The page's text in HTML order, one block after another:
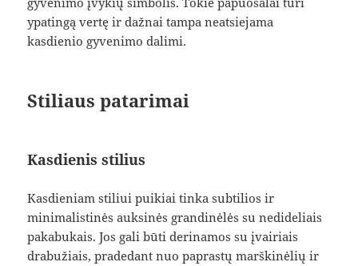
ypatingą vertę ir dažnai tampa neatsiejama
kasdienio gyvenimo dalimi.
Stiliaus patarimai
Kasdienis stilius
Kasdieniam stiliui puikiai tinka subtilios ir
minimalistinės auksinės grandinėlės su nedideliais
pakabukais. Jos gali būti derinamos su įvairiais
drabužiais, pradedant nuo paprastų marškinėlių ir